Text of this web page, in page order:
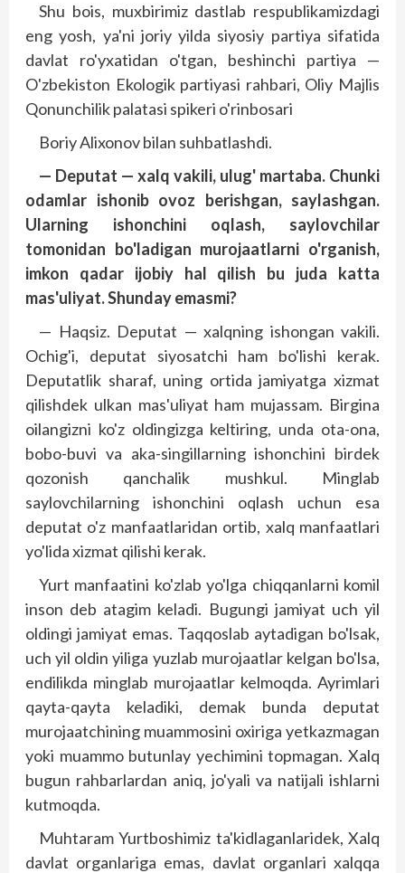
Shu bois, muxbirimiz dastlab respublikamizdagi
eng yosh, ya'ni joriy yilda siyosiy partiya sifatida
davlat ro'yxatidan o'tgan, beshinchi partiya —
O'zbekiston Ekologik partiyasi rahbari, Oliy Majlis
Qonunchilik palatasi spikeri o'rinbosari
Boriy Alixonov bilan suhbatlashdi.
— Deputat — xalq vakili, ulug' martaba. Chunki
odamlar ishonib ovoz berishgan, saylashgan.
Ularning ishonchini oqlash, saylovchilar
tomonidan bo'ladigan murojaatlarni o'rganish,
imkon qadar ijobiy hal qilish bu juda katta
mas'uliyat. Shunday emasmi?
— Haqsiz. Deputat — xalqning ishongan vakili.
Ochig'i, deputat siyosatchi ham bo'lishi kerak.
Deputatlik sharaf, uning ortida jamiyatga xizmat
qilishdek ulkan mas'uliyat ham mujassam. Birgina
oilangizni ko'z oldingizga keltiring, unda ota-ona,
bobo-buvi va aka-singillarning ishonchini birdek
qozonish qanchalik mushkul. Minglab
saylovchilarning ishonchini oqlash uchun esa
deputat o'z manfaatlaridan ortib, xalq manfaatlari
yo'lida xizmat qilishi kerak.
Yurt manfaatini ko'zlab yo'lga chiqqanlarni komil
inson deb atagim keladi. Bugungi jamiyat uch yil
oldingi jamiyat emas. Taqqoslab aytadigan bo'lsak,
uch yil oldin yiliga yuzlab murojaatlar kelgan bo'lsa,
endilikda minglab murojaatlar kelmoqda. Ayrimlari
qayta-qayta keladiki, demak bunda deputat
murojaatchining muammosini oxiriga yetkazmagan
yoki muammo butunlay yechimini topmagan. Xalq
bugun rahbarlardan aniq, jo'yali va natijali ishlarni
kutmoqda.
Muhtaram Yurtboshimiz ta'kidlaganlaridek, Xalq
davlat organlariga emas, davlat organlari xalqqa